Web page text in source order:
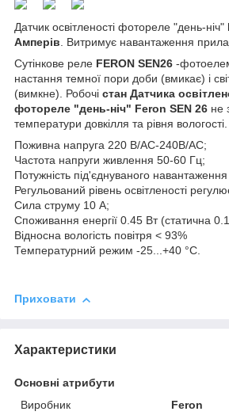
Датчик освітленості фотореле "день-ніч"
Амперів. Витримує навантаження
Сутінкове реле FERON SEN26 -
настання темної пори доби (вмикає) і
(вимкне). Робочі стан Датчика
фотореле "день-ніч" Feron SEN 26 не
температури довкілля та рівня вологості.
Поживна напруга 220 В/АС-240В/АС;
Частота напруги живлення 50-60 Гц;
Потужність під'єднуваного
Регульований рівень освітленості
Сила струму 10 А;
Споживання енергії 0.45 Вт (статична
Відносна вологість повітря < 93%
Температурний режим -25...+40 °C.
Приховати
Характеристики
Основні атрибути
Виробник
Feron